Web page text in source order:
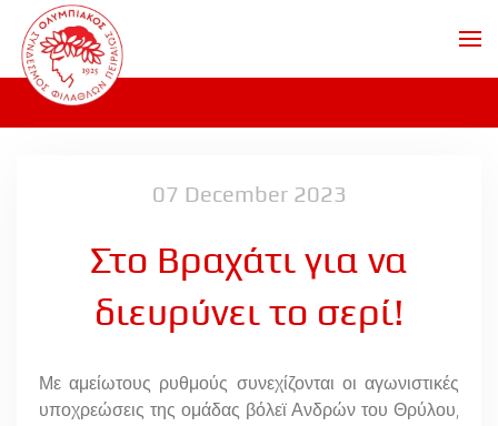
Skip to main content
07 December 2023
Στο Βραχάτι για να
διευρύνει το σερί!
Με αμείωτους ρυθμούς συνεχίζονται οι αγωνιστικές
υποχρεώσεις της ομάδας βόλεϊ Ανδρών του Θρύλου,